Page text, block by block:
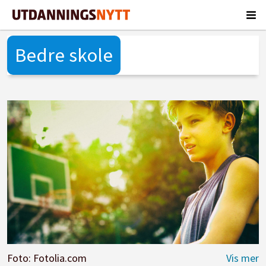
Bedre skole
Foto: Fotolia.com